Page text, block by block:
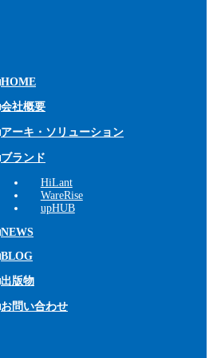
HOME
会社概要
アーキ・ソリューション
ブランド
HiLant
WareRise
upHUB
NEWS
BLOG
出版物
お問い合わせ